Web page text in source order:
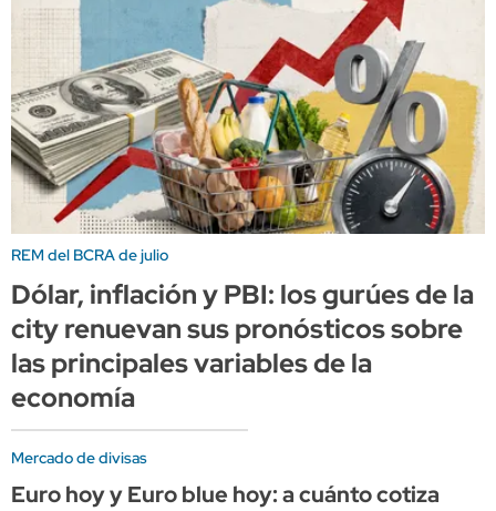
REM del BCRA de julio
Dólar, inflación y PBI: los gurúes de la
city renuevan sus pronósticos sobre
las principales variables de la
economía
Mercado de divisas
Euro hoy y Euro blue hoy: a cuánto cotiza